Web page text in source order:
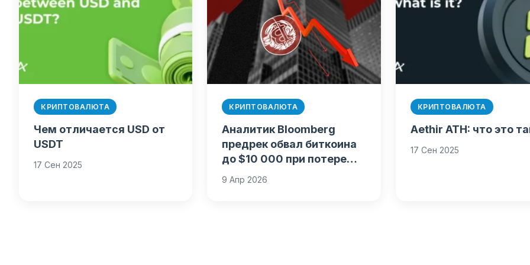
КРИПТОВАЛЮТА
Чем отличается USD от
USDT
17 Сен 2025
КРИПТОВАЛЮТА
Аналитик Bloomberg
предрек обвал биткоина
до $10 000 при потере…
9 Апр 2026
КРИПТОВАЛЮТА
Aethir ATH: что это
17 Сен 2025